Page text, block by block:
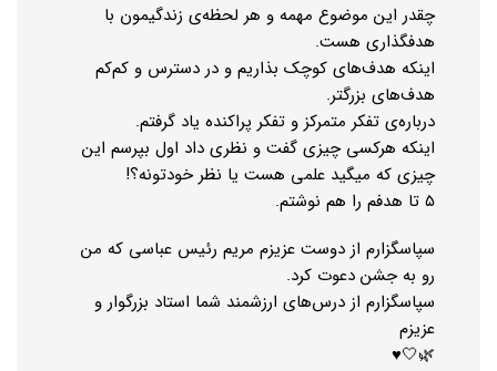
چقدر این موضوع مهمه و هر لحظه‌ی زندگیمون با
هدفگذاری هست.
اینکه هدف‌های کوچک بذاریم و در دسترس و کم‌کم
هدف‌های بزرگتر.
درباره‌ی تفکر متمرکز و تفکر پراکنده یاد گرفتم.
اینکه هرکسی چیزی گفت و نظری داد اول بپرسم این
چیزی که میگید علمی هست یا نظر خودتونه؟!
۵ تا هدفم را هم نوشتم.
سپاسگزارم از دوست عزیزم مریم رئیس عباسی که من
رو به جشن دعوت کرد.
سپاسگزارم از درس‌های ارزشمند شما استاد بزرگوار و
عزیزم
🌿🤍♥️